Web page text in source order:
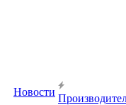
Новости